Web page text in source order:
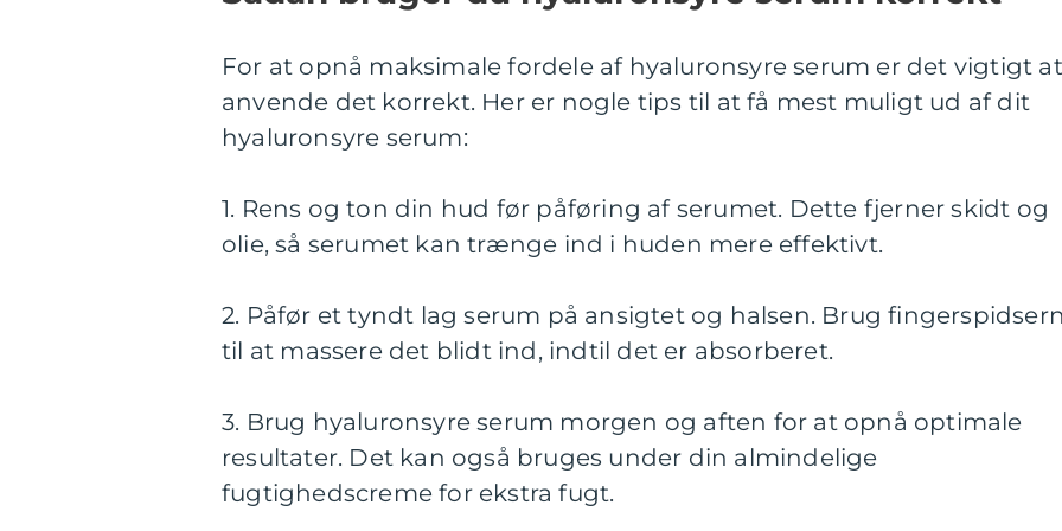
For at opnå maksimale fordele af hyaluronsyre serum er det vigtigt at
anvende det korrekt. Her er nogle tips til at få mest muligt ud af dit
hyaluronsyre serum:
1. Rens og ton din hud før påføring af serumet. Dette fjerner skidt og
olie, så serumet kan trænge ind i huden mere effektivt.
2. Påfør et tyndt lag serum på ansigtet og halsen. Brug
til at massere det blidt ind, indtil det er absorberet.
3. Brug hyaluronsyre serum morgen og aften for at opnå optimale
resultater. Det kan også bruges under din almindelige
fugtighedscreme for ekstra fugt.